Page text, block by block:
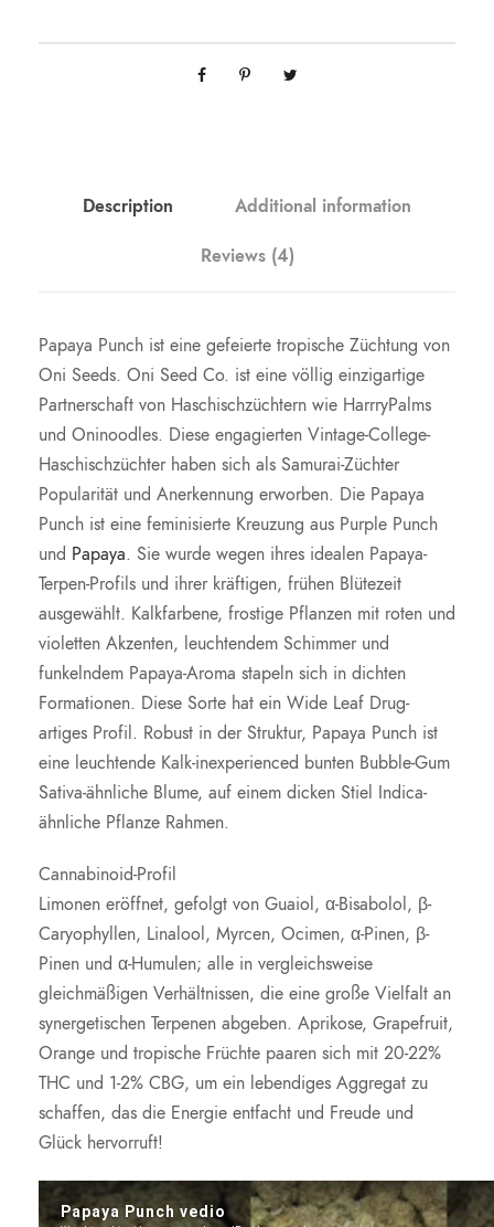
Description Additional information
Reviews (4)
Papaya Punch ist eine gefeierte tropische Züchtung von
Oni Seeds. Oni Seed Co. ist eine völlig einzigartige
Partnerschaft von Haschischzüchtern wie HarrryPalms
und Oninoodles. Diese engagierten Vintage-College-
Haschischzüchter haben sich als Samurai-Züchter
Popularität und Anerkennung erworben. Die Papaya
Punch ist eine feminisierte Kreuzung aus Purple Punch
und Papaya. Sie wurde wegen ihres idealen Papaya-
Terpen-Profils und ihrer kräftigen, frühen Blütezeit
ausgewählt. Kalkfarbene, frostige Pflanzen mit roten und
violetten Akzenten, leuchtendem Schimmer und
funkelndem Papaya-Aroma stapeln sich in dichten
Formationen. Diese Sorte hat ein Wide Leaf Drug-
artiges Profil. Robust in der Struktur, Papaya Punch ist
eine leuchtende Kalk-inexperienced bunten Bubble-Gum
Sativa-ähnliche Blume, auf einem dicken Stiel Indica-
ähnliche Pflanze Rahmen.
Cannabinoid-Profil
Limonen eröffnet, gefolgt von Guaiol, α-Bisabolol, β-
Caryophyllen, Linalool, Myrcen, Ocimen, α-Pinen, β-
Pinen und α-Humulen; alle in vergleichsweise
gleichmäßigen Verhältnissen, die eine große Vielfalt an
synergetischen Terpenen abgeben. Aprikose, Grapefruit,
Orange und tropische Früchte paaren sich mit 20-22%
THC und 1-2% CBG, um ein lebendiges Aggregat zu
schaffen, das die Energie entfacht und Freude und
Glück hervorruft!